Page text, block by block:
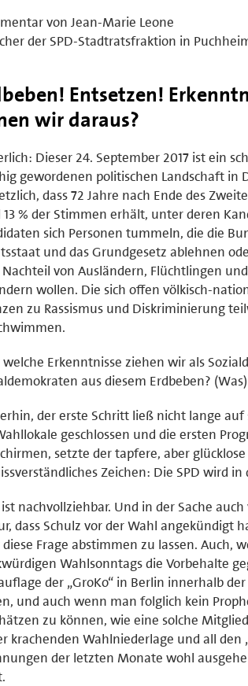
von Jean-Marie Leone
der SPD-Stadtratsfraktion in
Entsetzen!
wir daraus?
Dieser 24. September 2017 ist ein
gewordenen politischen Landschaft in
dass 72 Jahre nach Ende des
13 % der Stimmen erhält, unter deren
sich Personen tummeln, die die
und das Grundgesetz ablehnen
von Ausländern, Flüchtlingen
wollen. Die sich offen völkisch-
zu Rassismus und Diskriminierung
welche Erkenntnisse ziehen wir als
aus diesem Erdbeben?
der erste Schritt ließ nicht lange
geschlossen und die ersten
setzte der tapfere, aber
Zeichen: Die SPD wird
nachvollziehbar. Und in der Sache
dass Schulz vor der Wahl angekündigt
Frage abstimmen zu lassen. Auch,
Wahlsonntags die Vorbehalte
der „GroKo“ in Berlin innerhalb
und auch wenn man folglich kein
zu können, wie eine solche
krachenden Wahlniederlage und all den
der letzten Monate wohl